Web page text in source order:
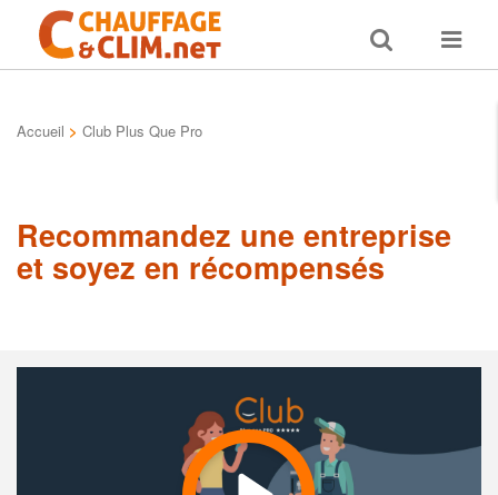
Toggle
search
Toggle
Accueil > Club Plus Que Pro
Recommandez une entreprise
et soyez en récompensés